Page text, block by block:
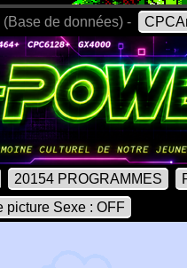
(Base de données) -
20154 PROGRAMMES
picture Sexe : OFF